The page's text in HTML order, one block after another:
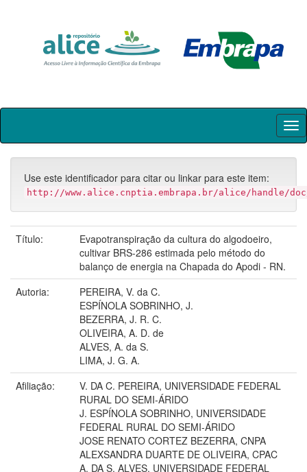
Skip
Use este identificador para citar ou linkar para este item:
http://www.alice.cnptia.embrapa.br/alice/handle/
Título:
Evapotranspiração da cultura do algodoeiro,
cultivar BRS-286 estimada pelo método do
balanço de energia na Chapada do Apodi - RN.
Autoria:
PEREIRA, V. da C.
ESPÍNOLA SOBRINHO, J.
BEZERRA, J. R. C.
OLIVEIRA, A. D. de
ALVES, A. da S.
LIMA, J. G. A.
Afiliação:
V. DA C. PEREIRA, UNIVERSIDADE FEDERAL
RURAL DO SEMI-ÁRIDO
J. ESPÍNOLA SOBRINHO, UNIVERSIDADE
FEDERAL RURAL DO SEMI-ÁRIDO
JOSE RENATO CORTEZ BEZERRA, CNPA
ALEXSANDRA DUARTE DE OLIVEIRA, CPAC
A. DA S. ALVES, UNIVERSIDADE FEDERAL